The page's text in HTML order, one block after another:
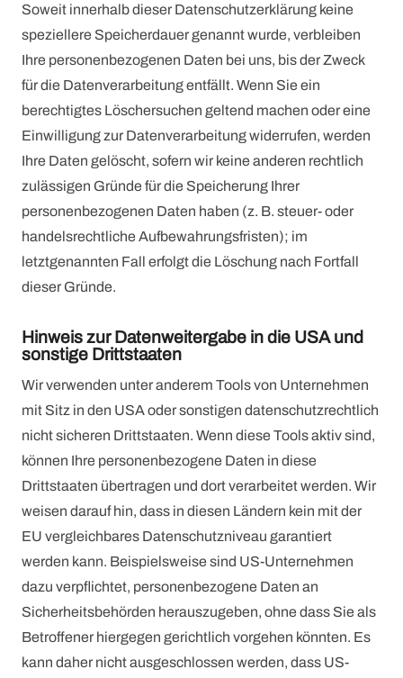
Soweit innerhalb dieser Datenschutzerklärung keine
speziellere Speicherdauer genannt wurde, verbleiben
Ihre personenbezogenen Daten bei uns, bis der Zweck
für die Datenverarbeitung entfällt. Wenn Sie ein
berechtigtes Löschersuchen geltend machen oder eine
Einwilligung zur Datenverarbeitung widerrufen, werden
Ihre Daten gelöscht, sofern wir keine anderen rechtlich
zulässigen Gründe für die Speicherung Ihrer
personenbezogenen Daten haben (z. B. steuer- oder
handelsrechtliche Aufbewahrungsfristen); im
letztgenannten Fall erfolgt die Löschung nach Fortfall
dieser Gründe.
Hinweis zur Datenweitergabe in die USA und
sonstige Drittstaaten
Wir verwenden unter anderem Tools von Unternehmen
mit Sitz in den USA oder sonstigen datenschutzrechtlich
nicht sicheren Drittstaaten. Wenn diese Tools aktiv sind,
können Ihre personenbezogene Daten in diese
Drittstaaten übertragen und dort verarbeitet werden. Wir
weisen darauf hin, dass in diesen Ländern kein mit der
EU vergleichbares Datenschutzniveau garantiert
werden kann. Beispielsweise sind US-Unternehmen
dazu verpflichtet, personenbezogene Daten an
Sicherheitsbehörden herauszugeben, ohne dass Sie als
Betroffener hiergegen gerichtlich vorgehen könnten. Es
kann daher nicht ausgeschlossen werden, dass US-